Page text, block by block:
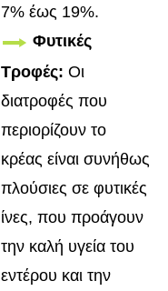
7% έως 19%.
Φυτικές
Τροφές: Οι
διατροφές που
περιορίζουν το
κρέας είναι συνήθως
πλούσιες σε φυτικές
ίνες, που προάγουν
την καλή υγεία του
εντέρου και την